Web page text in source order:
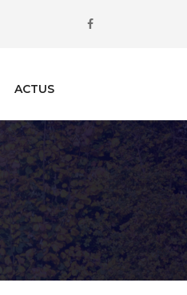
ACTUS